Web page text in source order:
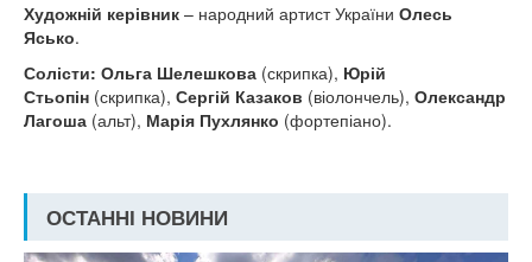
Художній керівник – народний артист України Олесь
Ясько.
Солісти: Ольга Шелешкова (скрипка), Юрій
Стьопін (скрипка), Сергій Казаков (віолончель), Олександр
Лагоша (альт), Марія Пухлянко (фортепіано).
ОСТАННІ НОВИНИ